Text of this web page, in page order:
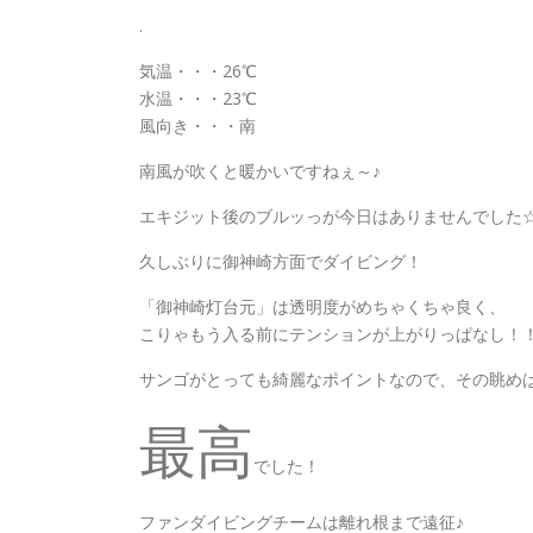
.
気温・・・26℃
水温・・・23℃
風向き・・・南
南風が吹くと暖かいですねぇ～♪
エキジット後のブルッっが今日はありませんでした
久しぶりに御神崎方面でダイビング！
「御神崎灯台元」は透明度がめちゃくちゃ良く、
こりゃもう入る前にテンションが上がりっぱなし！！
サンゴがとっても綺麗なポイントなので、その眺め
最高 でした！
ファンダイビングチームは離れ根まで遠征♪